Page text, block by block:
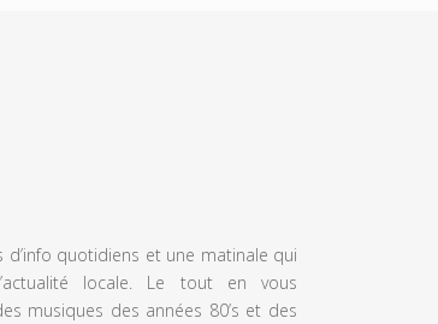
d’info quotidiens et une matinale qui
locale. Le tout en vous
musiques des années 80’s et des